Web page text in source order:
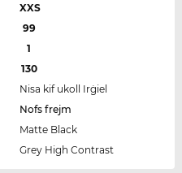
XXS
99
1
130
Nisa kif ukoll Irġiel
Nofs frejm
Matte Black
Grey High Contrast